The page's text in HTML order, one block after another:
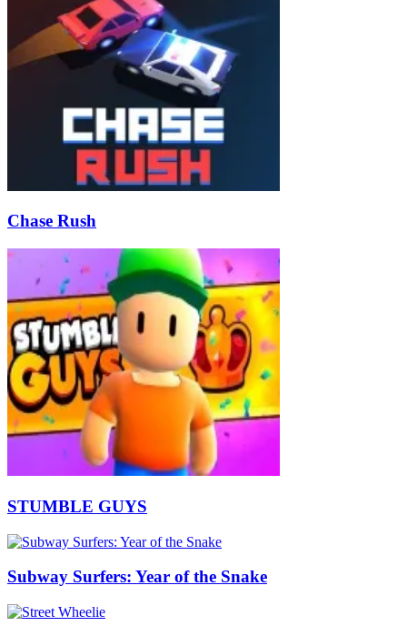
Chase Rush
STUMBLE GUYS
Subway Surfers: Year of the Snake